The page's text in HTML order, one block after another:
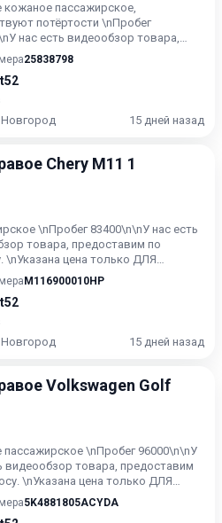
кожаное пассажирское,
потёртости \nПробег
нас есть видеообзор товара,
по запросу. \nУказана цена...
25838798
15 дней назад
Chery M11 1
\nПробег 83400\n\nУ нас есть
товара, предоставим по
\nУказана цена только ДЛЯ
текущего ресурс...
M116900010HP
15 дней назад
Volkswagen Golf
пассажирское \nПробег 96000\n\nУ
видеообзор товара, предоставим
\nУказана цена только ДЛЯ
текущег...
5K4881805ACYDA